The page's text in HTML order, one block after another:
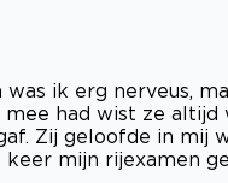
ik erg nerveus,
had wist ze
Zij geloofde in mij
mijn rijexamen